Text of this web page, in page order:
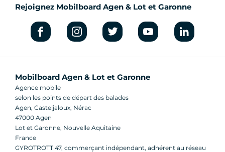
Rejoignez Mobilboard Agen & Lot et Garonne
Mobilboard Agen & Lot et Garonne
Agence mobile
selon les points de départ des balades
Agen, Casteljaloux, Nérac
47000 Agen
Lot et Garonne, Nouvelle Aquitaine
France
GYROTROTT 47, commerçant indépendant, adhérent au réseau